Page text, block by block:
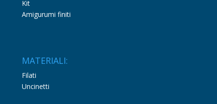
Kit
Amigurumi finiti
MATERIALI:
Filati
Uncinetti